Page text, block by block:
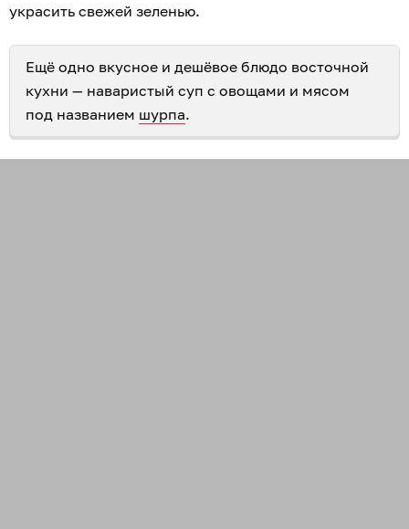
украсить свежей зеленью.
Ещё одно вкусное и дешёвое блюдо восточной
кухни — наваристый суп с овощами и мясом
под названием шурпа.